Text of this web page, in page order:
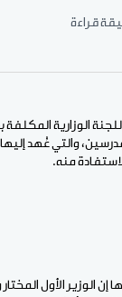
الوزارية
والتي عُهد
منه.
إن الوزير الأول